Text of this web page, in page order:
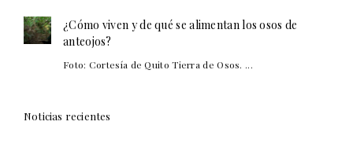
¿Cómo viven y de qué se alimentan los osos de
anteojos?
Foto: Cortesía de Quito Tierra de Osos. ...
Noticias recientes